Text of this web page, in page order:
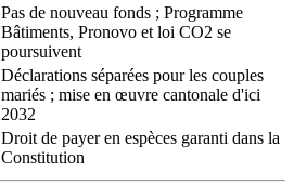
Pas de nouveau fonds ; Programme
Bâtiments, Pronovo et loi CO2 se
poursuivent
Déclarations séparées pour les couples
mariés ; mise en œuvre cantonale d'ici
2032
Droit de payer en espèces garanti dans la
Constitution